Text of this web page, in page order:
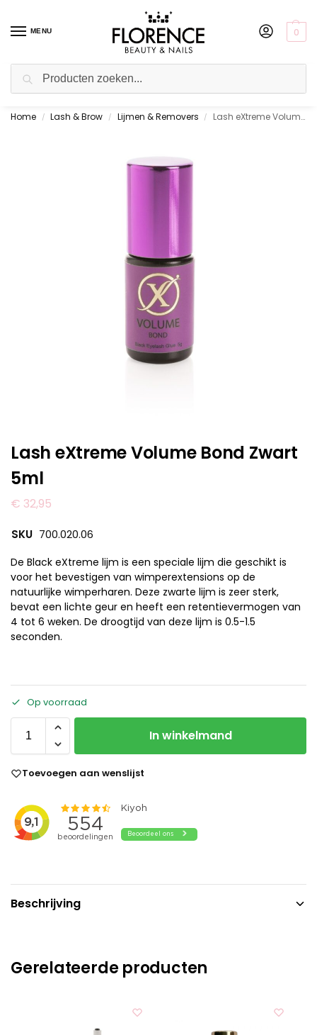
MENU 0
Gratis ophalen in de showroom
Home / Lash & Brow / Lijmen & Removers / Lash eXtreme Volume Bond Zwart 5ml
Lash eXtreme Volume Bond Zwart
5ml
€ 32,95
SKU 700.020.06
De Black eXtreme lijm is een speciale lijm die geschikt is
voor het bevestigen van wimperextensions op de
natuurlijke wimperharen. Deze zwarte lijm is zeer sterk,
bevat een lichte geur en heeft een retentievermogen van
4 tot 6 weken. De droogtijd van deze lijm is 0.5-1.5
seconden.
Op voorraad
In winkelmand
Toevoegen aan wenslijst
Beschrijving
Gerelateerde producten